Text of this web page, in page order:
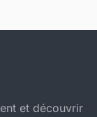
et découvrir